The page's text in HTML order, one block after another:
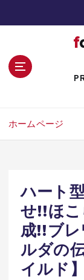
fatcowgames.n
ホームページ
ハート
せ!!ほこ
成!!ブ
ルダの
イルド】